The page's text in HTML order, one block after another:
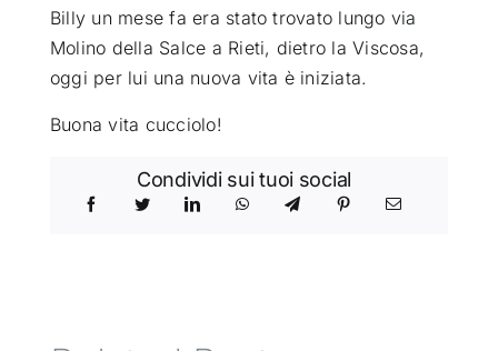
Billy un mese fa era stato trovato lungo via
Molino della Salce a Rieti, dietro la Viscosa,
oggi per lui una nuova vita è iniziata.
Buona vita cucciolo!
Condividi sui tuoi social